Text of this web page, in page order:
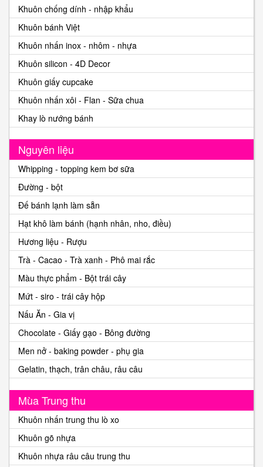
Khuôn chống dính - nhập khẩu
Khuôn bánh Việt
Khuôn nhấn inox - nhôm - nhựa
Khuôn silicon - 4D Decor
Khuôn giấy cupcake
Khuôn nhấn xôi - Flan - Sữa chua
Khay lò nướng bánh
Nguyên liệu
Whipping - topping kem bơ sữa
Đường - bột
Đế bánh lạnh làm sẵn
Hạt khô làm bánh (hạnh nhân, nho, điều)
Hương liệu - Rượu
Trà - Cacao - Trà xanh - Phô mai rắc
Màu thực phẩm - Bột trái cây
Mứt - siro - trái cây hộp
Nấu Ăn - Gia vị
Chocolate - Giấy gạo - Bông đường
Men nở - baking powder - phụ gia
Gelatin, thạch, trân châu, râu câu
Mùa Trung thu
Khuôn nhấn trung thu lò xo
Khuôn gõ nhựa
Khuôn nhựa râu câu trung thu